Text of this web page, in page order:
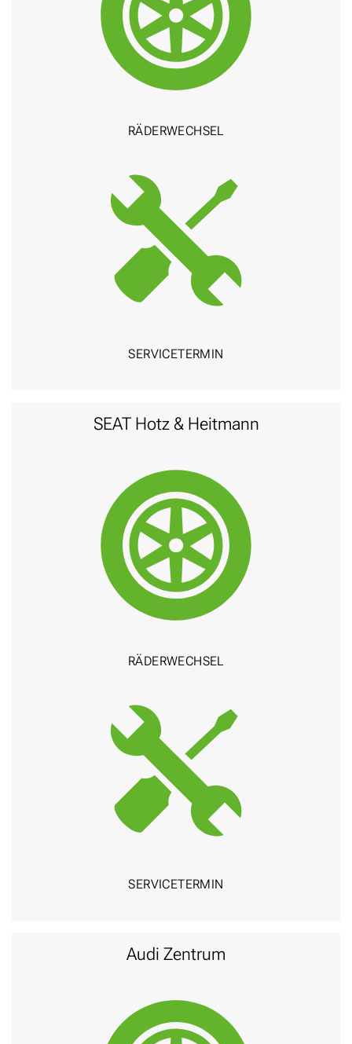
RÄDER­WECHSEL
SERVICE­TERMIN
SEAT Hotz & Heitmann
RÄDER­WECHSEL
SERVICE­TERMIN
Audi Zentrum